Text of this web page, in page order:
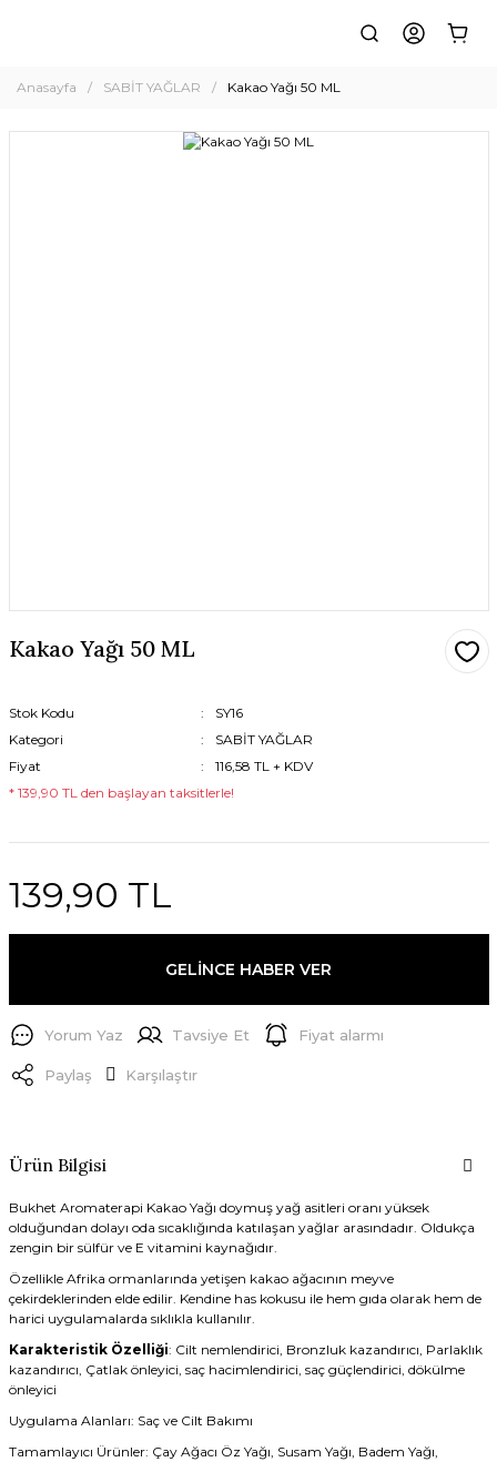
Anasayfa SABİT YAĞLAR Kakao Yağı 50 ML
Kakao Yağı 50 ML
Stok Kodu
SY16
Kategori
SABİT YAĞLAR
Fiyat
116,58 TL + KDV
* 139,90 TL den başlayan taksitlerle!
139,90 TL
GELİNCE HABER VER
Yorum Yaz Tavsiye Et Fiyat alarmı
Paylaş Karşılaştır
Ürün Bilgisi
Bukhet Aromaterapi Kakao Yağı doymuş yağ asitleri oranı yüksek
olduğundan dolayı oda sıcaklığında katılaşan yağlar arasındadır. Oldukça
zengin bir sülfür ve E vitamini kaynağıdır.
Özellikle Afrika ormanlarında yetişen kakao ağacının meyve
çekirdeklerinden elde edilir. Kendine has kokusu ile hem gıda olarak hem de
harici uygulamalarda sıklıkla kullanılır.
Karakteristik Özelliği: Cilt nemlendirici, Bronzluk kazandırıcı, Parlaklık
kazandırıcı, Çatlak önleyici, saç hacimlendirici, saç güçlendirici, dökülme
önleyici
Uygulama Alanları: Saç ve Cilt Bakımı
Tamamlayıcı Ürünler: Çay Ağacı Öz Yağı, Susam Yağı, Badem Yağı,